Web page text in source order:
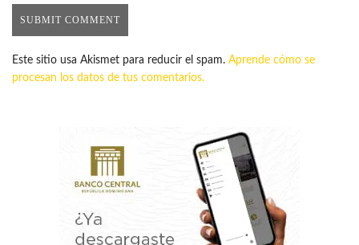
Este sitio usa Akismet para reducir el spam. Aprende cómo se
procesan los datos de tus comentarios.